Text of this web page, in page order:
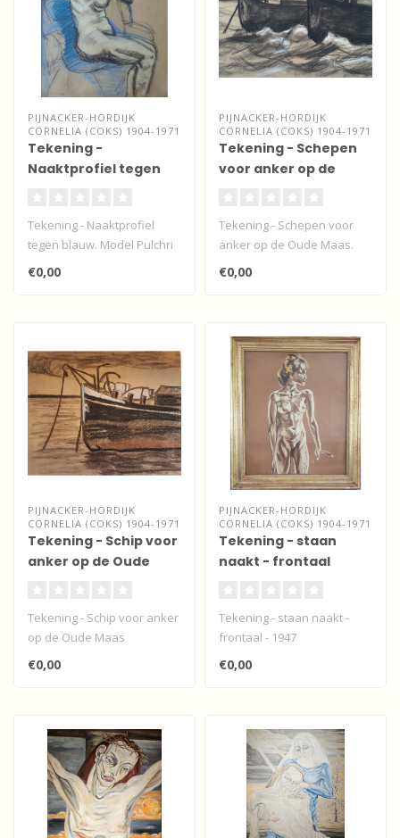
PIJNACKER-HORDIJK
CORNELIA (COKS) 1904-1971
Tekening -
Naaktprofiel tegen
Tekening - Naaktprofiel
tegen blauw. Model Pulchri
studio - 1924...
€0,00
PIJNACKER-HORDIJK
CORNELIA (COKS) 1904-1971
Tekening - Schepen
voor anker op de
Tekening - Schepen voor
anker op de Oude Maas.
Crayonkrijt op papier...
€0,00
PIJNACKER-HORDIJK
CORNELIA (COKS) 1904-1971
Tekening - Schip voor
anker op de Oude
Tekening - Schip voor anker
op de Oude Maas
€0,00
PIJNACKER-HORDIJK
CORNELIA (COKS) 1904-1971
Tekening - staan
naakt - frontaal
Tekening - staan naakt -
frontaal - 1947
€0,00